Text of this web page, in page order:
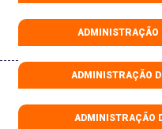
ADMINISTRAÇÃO
ADMINISTRAÇÃO
ADMINISTRAÇÃO